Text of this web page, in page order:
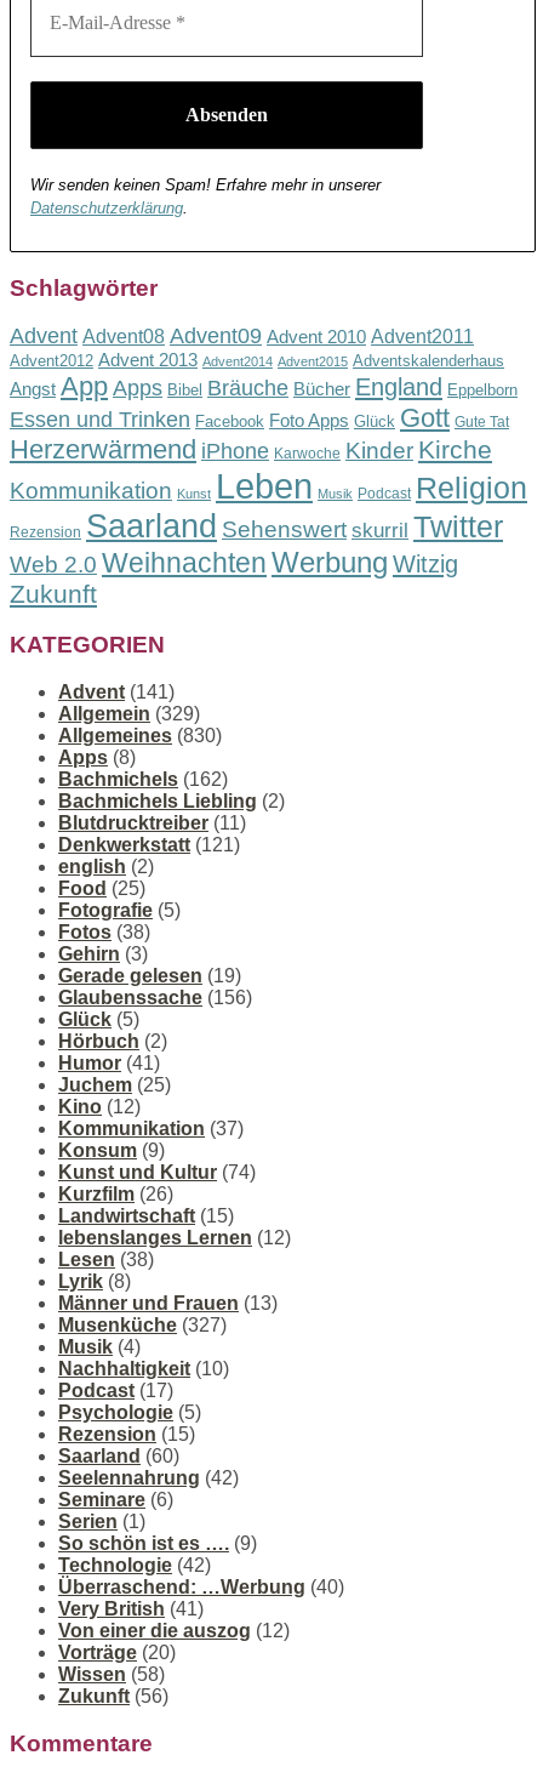
Wir senden keinen Spam! Erfahre mehr in unserer
Datenschutzerklärung
Schlagwörter
Advent Advent08 Advent09 Advent 2010 Advent2011
Advent2012 Advent 2013 Advent2014 Advent2015 Adventskalenderhaus
Angst App Apps Bibel Bräuche Bücher England Eppelborn
Essen und Trinken Facebook Foto Apps Glück Gott Gute Tat
Herzerwärmend iPhone Karwoche Kinder Kirche
Kommunikation Kunst Leben Musik Podcast Religion
Rezension Saarland Sehenswert skurril Twitter
Web 2.0 WeihnachtenWerbung Witzig
Zukunft
KATEGORIEN
Advent (141)
Allgemein (329)
Allgemeines (830)
Apps (8)
Bachmichels (162)
Bachmichels Liebling (2)
Blutdrucktreiber (11)
Denkwerkstatt (121)
english (2)
Food (25)
Fotografie (5)
Fotos (38)
Gehirn (3)
Gerade gelesen (19)
Glaubenssache (156)
Glück (5)
Hörbuch (2)
Humor (41)
Juchem (25)
Kino (12)
Kommunikation (37)
Konsum (9)
Kunst und Kultur (74)
Kurzfilm (26)
Landwirtschaft (15)
lebenslanges Lernen (12)
Lesen (38)
Lyrik (8)
Männer und Frauen (13)
Musenküche (327)
Musik (4)
Nachhaltigkeit (10)
Podcast (17)
Psychologie (5)
Rezension (15)
Saarland (60)
Seelennahrung (42)
Seminare (6)
Serien (1)
So schön ist es …. (9)
Technologie (42)
Überraschend: …Werbung (40)
Very British (41)
Von einer die auszog (12)
Vorträge (20)
Wissen (58)
Zukunft (56)
Kommentare